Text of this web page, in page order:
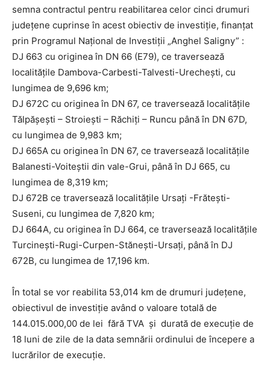
semna contractul pentru reabilitarea celor cinci drumuri
județene cuprinse în acest obiectiv de investiție, finanțat
prin Programul Național de Investiții „Anghel Saligny” :
DJ 663 cu originea în DN 66 (E79), ce traversează
localitățile Dambova-Carbesti-Talvesti-Urechești, cu
lungimea de 9,696 km;
DJ 672C cu originea în DN 67, ce traversează localitățile
Tălpăşeşti – Stroieşti – Răchiţi – Runcu până în DN 67D,
cu lungimea de 9,983 km;
DJ 665A cu originea în DN 67, ce traversează localitățile
Balanesti-Voiteștii din vale-Grui, până în DJ 665, cu
lungimea de 8,319 km;
DJ 672B ce traversează localitățile Ursați -Frătești-
Suseni, cu lungimea de 7,820 km;
DJ 664A, cu originea în DJ 664, ce traversează localitățile
Turcinești-Rugi-Curpen-Stănești-Ursați, până în DJ
672B, cu lungimea de 17,196 km.
În total se vor reabilita 53,014 km de drumuri județene,
obiectivul de investiție având o valoare totală de
144.015.000,00 de lei fără TVA și durată de execuție de
18 luni de zile de la data semnării ordinului de începere a
lucrărilor de execuție.